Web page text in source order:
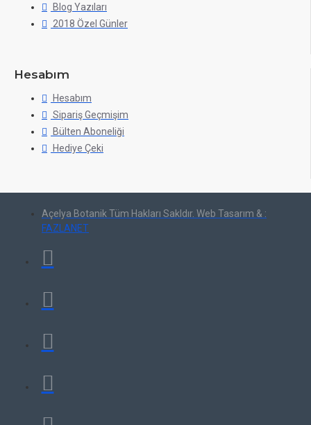
Blog Yazıları
2018 Özel Günler
Hesabım
Hesabım
Sipariş Geçmişim
Bülten Aboneliği
Hediye Çeki
Açelya Botanik Tüm Hakları Sakldır. Web Tasarım & :
FAZLANET